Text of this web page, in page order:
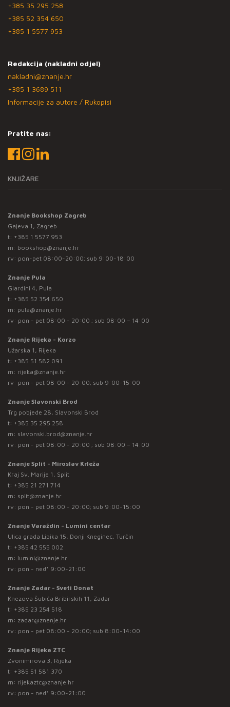
+385 35 295 258
+385 52 354 650
+385 1 5577 953
Redakcija (nakladni odjel)
nakladni@znanje.hr
+385 1 3689 511
Informacije za autore / Rukopisi
Pratite nas:
KNJIŽARE
Znanje Bookshop Zagreb
Gajeva 1, Zagreb
t: +385 1 5577 953
m: bookshop@znanje.hr
rv: pon-pet 08:00-20:00; sub 9:00-18:00
Znanje Pula
Giardini 4, Pula
t: +385 52 354 650
m: pula@znanje.hr
rv: pon - pet 08:00 - 20:00 ; sub 08:00 – 14:00
Znanje Rijeka - Korzo
Užarska 1, Rijeka
t: +385 51 582 091
m: rijeka@znanje.hr
rv: pon - pet 08:00 - 20:00; sub 9:00-15:00
Znanje Slavonski Brod
Trg pobjede 28, Slavonski Brod
t: +385 35 295 258
m: slavonski.brod@znanje.hr
rv: pon - pet 08:00 - 20:00 ; sub 08:00 – 14:00
Znanje Split - Miroslav Krleža
Kraj Sv. Marije 1, Split
t: +385 21 271 714
m: split@znanje.hr
rv: pon - pet 08:00 - 20:00; sub 9:00-15:00
Znanje Varaždin - Lumini centar
Ulica grada Lipika 15, Donji Kneginec, Turčin
t: +385 42 555 002
m: lumini@znanje.hr
rv: pon - ned* 9:00-21:00
Znanje Zadar - Sveti Donat
Knezova Šubića Bribirskih 11, Zadar
t: +385 23 254 518
m: zadar@znanje.hr
rv: pon - pet 08:00 - 20:00; sub 8:00-14:00
Znanje Rijeka ZTC
Zvonimirova 3, Rijeka
t: +385 51 581 370
m: rijekaztc@znanje.hr
rv: pon - ned* 9:00-21:00